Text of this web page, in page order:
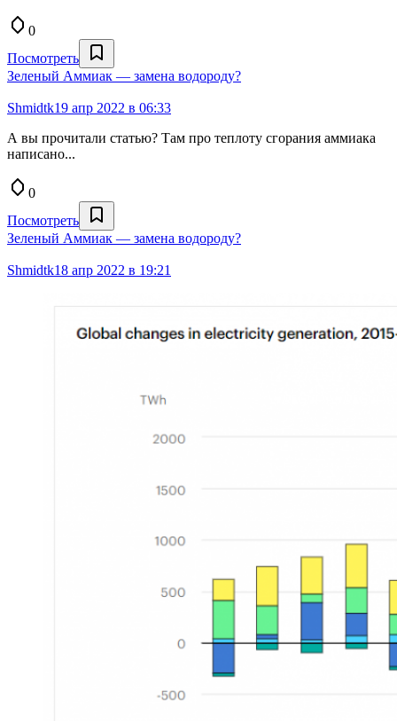
0
Посмотреть
Зеленый Аммиак — замена водороду?
Shmidtk19 апр 2022 в 06:33
А вы прочитали статью? Там про теплоту сгорания аммиака
написано...
0
Посмотреть
Зеленый Аммиак — замена водороду?
Shmidtk18 апр 2022 в 19:21